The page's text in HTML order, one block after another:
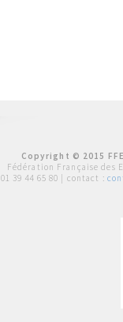
Copyright © 2015
Fédération Française des
01 39 44 65 80 | contact :